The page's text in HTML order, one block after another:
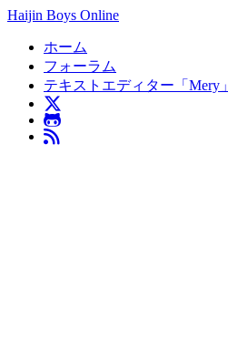
Haijin Boys Online
ホーム
フォーラム
テキストエディター「Mery」